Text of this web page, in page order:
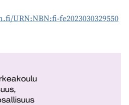
URN:NBN:fi-fe2023030329550